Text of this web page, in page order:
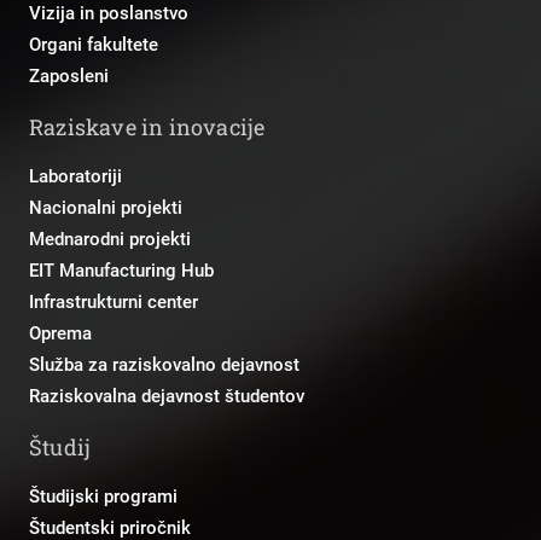
Vizija in poslanstvo
Organi fakultete
Zaposleni
Raziskave in inovacije
Laboratoriji
Nacionalni projekti
Mednarodni projekti
EIT Manufacturing Hub
Infrastrukturni center
Oprema
Služba za raziskovalno dejavnost
Raziskovalna dejavnost študentov
Študij
Študijski programi
Študentski priročnik